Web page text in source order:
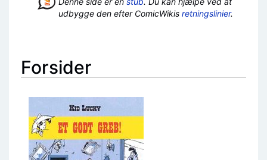
udbygge den efter ComicWikis retningslinier.
Forsider